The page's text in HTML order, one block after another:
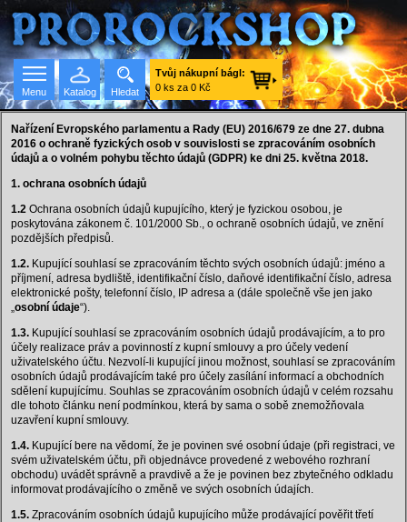
Hledat
Menu
Tvůj nákupní bágl:
0 ks za 0 Kč
Nařízení Evropského parlamentu a Rady (EU) 2016/679 ze dne 27. dubna
2016 o ochraně fyzických osob v souvislosti se zpracováním osobních
údajů a o volném pohybu těchto údajů (GDPR) ke dni 25. května 2018.
1. ochrana osobních údajů
1.2 Ochrana osobních údajů kupujícího, který je fyzickou osobou, je
poskytována zákonem č. 101/2000 Sb., o ochraně osobních údajů, ve znění
pozdějších předpisů.
1.2. Kupující souhlasí se zpracováním těchto svých osobních údajů: jméno a
příjmení, adresa bydliště, identifikační číslo, daňové identifikační číslo, adresa
elektronické pošty, telefonní číslo, IP adresa a (dále společně vše jen jako
„osobní údaje“).
1.3. Kupující souhlasí se zpracováním osobních údajů prodávajícím, a to pro
účely realizace práv a povinností z kupní smlouvy a pro účely vedení
uživatelského účtu. Nezvolí-li kupující jinou možnost, souhlasí se zpracováním
osobních údajů prodávajícím také pro účely zasílání informací a obchodních
sdělení kupujícímu. Souhlas se zpracováním osobních údajů v celém rozsahu
dle tohoto článku není podmínkou, která by sama o sobě znemožňovala
uzavření kupní smlouvy.
1.4. Kupující bere na vědomí, že je povinen své osobní údaje (při registraci, ve
svém uživatelském účtu, při objednávce provedené z webového rozhraní
obchodu) uvádět správně a pravdivě a že je povinen bez zbytečného odkladu
informovat prodávajícího o změně ve svých osobních údajích.
1.5. Zpracováním osobních údajů kupujícího může prodávající pověřit třetí
Katalog